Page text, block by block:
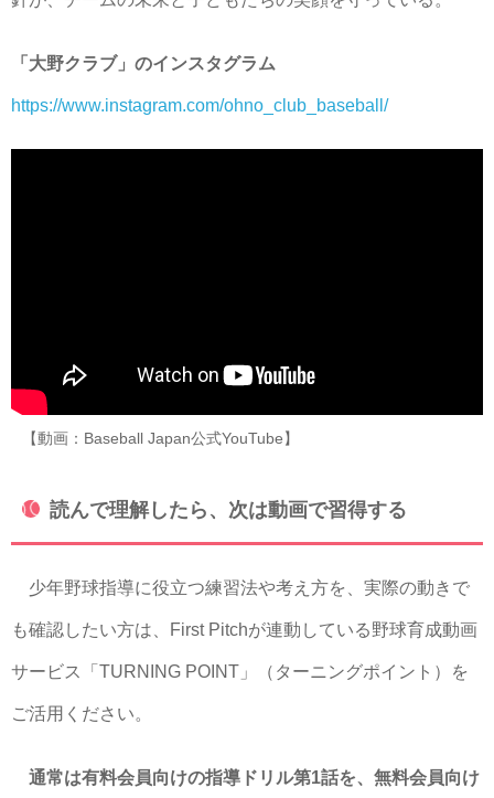
「大野クラブ」のインスタグラム
https://www.instagram.com/ohno_club_baseball/
【動画：Baseball Japan公式YouTube】
読んで理解したら、次は動画で習得する
少年野球指導に役立つ練習法や考え方を、実際の動きで
も確認したい方は、First Pitchが連動している野球育成動画
サービス「TURNING POINT」（ターニングポイント）を
ご活用ください。
通常は有料会員向けの指導ドリル第1話を、無料会員向け